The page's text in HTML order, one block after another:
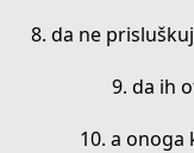
8. da ne
9. da ih
10. a onoga